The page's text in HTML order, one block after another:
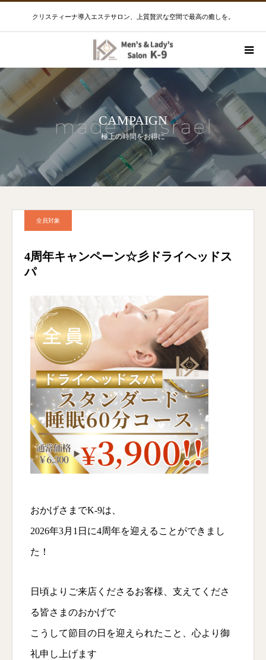
クリスティーナ導入エステサロン、上質贅沢な空間で最高の癒しを。
CAMPAIGN
極上の時間をお得に
全員対象
4周年キャンペーン☆彡ドライヘッドス
パ
おかげさまでK-9は、
2026年3月1日に4周年を迎えることができまし
た！
日頃よりご来店くださるお客様、支えてくださ
る皆さまのおかげで
こうして節目の日を迎えられたこと、心より御
礼申し上げます